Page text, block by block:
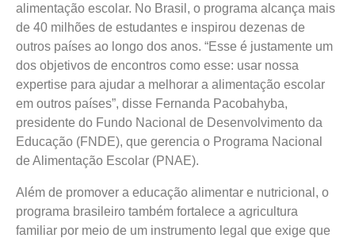
alimentação escolar. No Brasil, o programa alcança mais
de 40 milhões de estudantes e inspirou dezenas de
outros países ao longo dos anos. “Esse é justamente um
dos objetivos de encontros como esse: usar nossa
expertise para ajudar a melhorar a alimentação escolar
em outros países”, disse Fernanda Pacobahyba,
presidente do Fundo Nacional de Desenvolvimento da
Educação (FNDE), que gerencia o Programa Nacional
de Alimentação Escolar (PNAE).
Além de promover a educação alimentar e nutricional, o
programa brasileiro também fortalece a agricultura
familiar por meio de um instrumento legal que exige que